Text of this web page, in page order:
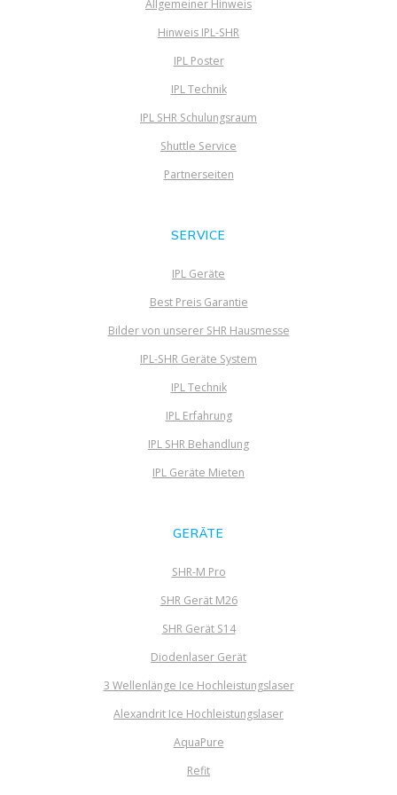
Allgemeiner Hinweis
Hinweis IPL-SHR
IPL Poster
IPL Technik
IPL SHR Schulungsraum
Shuttle Service
Partnerseiten
SERVICE
IPL Geräte
Best Preis Garantie
Bilder von unserer SHR Hausmesse
IPL-SHR Geräte System
IPL Technik
IPL Erfahrung
IPL SHR Behandlung
IPL Geräte Mieten
GERÄTE
SHR-M Pro
SHR Gerät M26
SHR Gerät S14
Diodenlaser Gerät
3 Wellenlänge Ice Hochleistungslaser
Alexandrit Ice Hochleistungslaser
AquaPure
Refit